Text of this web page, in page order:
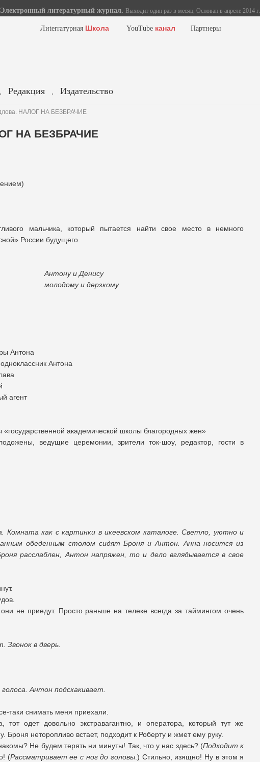
Электронный литературный журнал. Выходит один раз в месяц. Основан в апреле 2014 г.
Лиterraтурная Школа YouTube канал Партнеры
. Редакция . Издательство
НАЛОГ НА БЕЗБРАЧИЕ
НА БЕЗБРАЧИЕ
мальчика, который пытается найти свое место в немного
России будущего.
Денису
дерзкому
Антона
Антона
агент
академической школы благородных жен»
ведущие церемонии, зрители ток-шоу, редактор, гости в
Комната как с картинки в икеевском каталоге. Светло, уютно и
обеденным столом сидят Броня и Антон. Анна носится из
расслаблен, Антон напряжен, то и дело вглядывается в свое
не приедут. Просто раньше на телеке всегда за таймингом очень
Звонок в дверь.
Антон подскакивает.
таки снимать меня приехали.
тот одет довольно экстравагантно, и оператора, который тут же
Броня неторопливо встает, подходит к Роберту и жмет ему руку.
Не будем терять ни минуты! Так, что у нас здесь? (Подходит к
(Рассматривает ее с ног до головы .) Стильно, изящно! Ну в этом я